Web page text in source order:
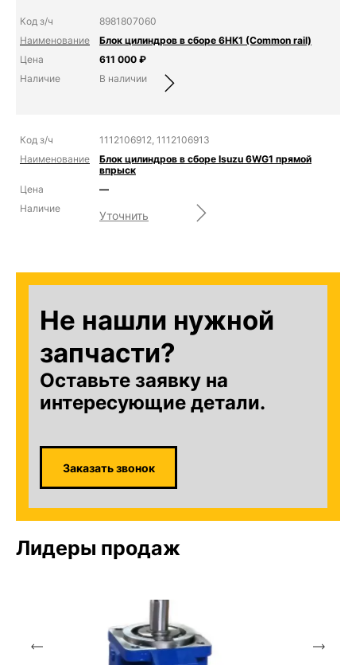
8981807060
Блок цилиндров в сборе 6HK1 (Common rail)
611 000 ₽
В наличии
1112106912, 1112106913
Блок цилиндров в сборе Isuzu 6WG1 прямой
впрыск
—
Уточнить
Не нашли нужной
запчасти?
Оставьте заявку на
интересующие детали.
Заказать звонок
Лидеры продаж